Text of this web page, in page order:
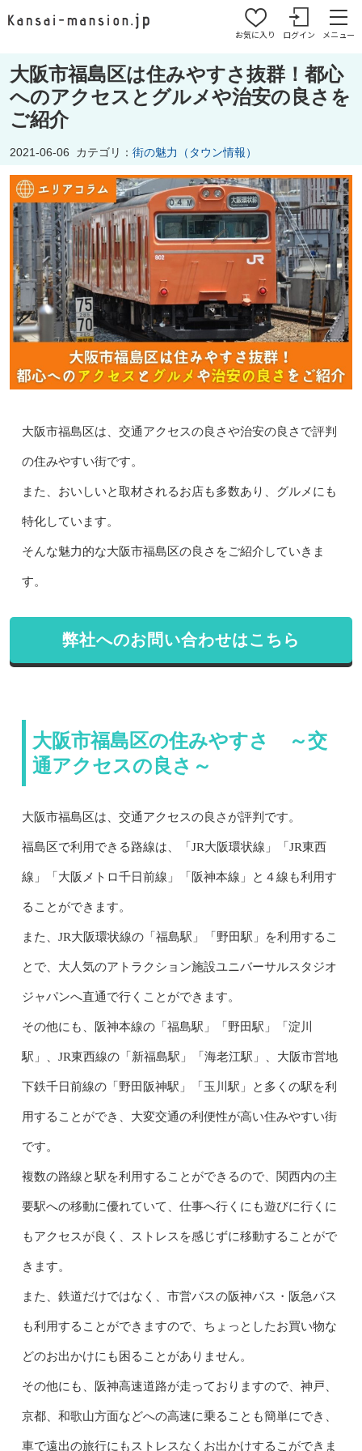
お気に入り ログイン メニュー
大阪市福島区は住みやすさ抜群！都心
へのアクセスとグルメや治安の良さを
ご紹介
2021-06-06 カテゴリ： 街の魅力（タウン情報）
大阪市福島区は、交通アクセスの良さや治安の良さで評判
の住みやすい街です。
また、おいしいと取材されるお店も多数あり、グルメにも
特化しています。
そんな魅力的な大阪市福島区の良さをご紹介していきま
す。
弊社へのお問い合わせはこちら
大阪市福島区の住みやすさ ～交
通アクセスの良さ～
大阪市福島区は、交通アクセスの良さが評判です。
福島区で利用できる路線は、「JR大阪環状線」「JR東西
線」「大阪メトロ千日前線」「阪神本線」と４線も利用す
ることができます。
また、JR大阪環状線の「福島駅」「野田駅」を利用するこ
とで、大人気のアトラクション施設ユニバーサルスタジオ
ジャパンへ直通で行くことができます。
その他にも、阪神本線の「福島駅」「野田駅」「淀川
駅」、JR東西線の「新福島駅」「海老江駅」、大阪市営地
下鉄千日前線の「野田阪神駅」「玉川駅」と多くの駅を利
用することができ、大変交通の利便性が高い住みやすい街
です。
複数の路線と駅を利用することができるので、関西内の主
要駅への移動に優れていて、仕事へ行くにも遊びに行くに
もアクセスが良く、ストレスを感じずに移動することがで
きます。
また、鉄道だけではなく、市営バスの阪神バス・阪急バス
も利用することができますので、ちょっとしたお買い物な
どのお出かけにも困ることがありません。
その他にも、阪神高速道路が走っておりますので、神戸、
京都、和歌山方面などへの高速に乗ることも簡単にでき、
車で遠出の旅行にもストレスなくお出かけするこができま